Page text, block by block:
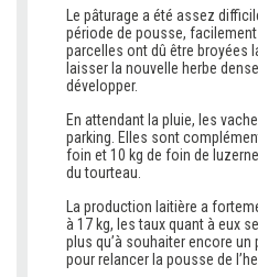
Le pâturage a été assez
période de pousse, facilement
parcelles ont dû être broyées
laisser la nouvelle herbe
développer.
En attendant la pluie, les
parking. Elles sont
foin et 10 kg de foin de
du tourteau.
La production laitière a
à 17 kg, les taux quant à eux
plus qu’à souhaiter encore un
pour relancer la pousse de